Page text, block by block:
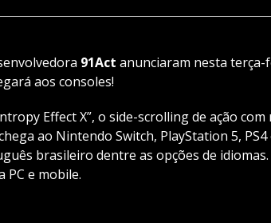
91Act anunciaram nesta terça-
aos consoles!
Effect X”, o side-scrolling de ação
ao Nintendo Switch, PlayStation 5,
brasileiro dentre as opções de
e mobile.